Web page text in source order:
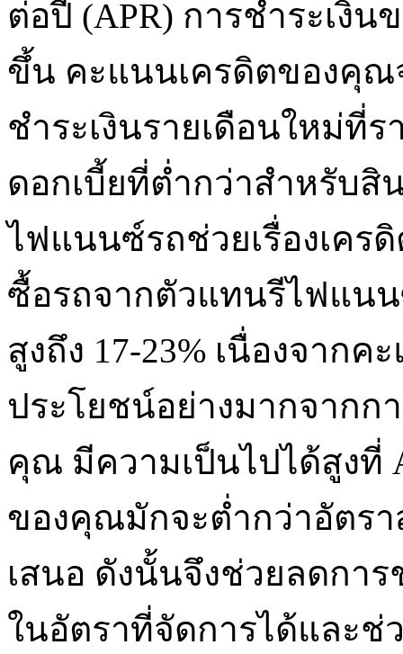
ต่อปี (APR) การชำระเงิ
ขึ้น คะแนนเครดิตของคุณ
ชำระเงินรายเดือนใหม่ที่
ดอกเบี้ยที่ต่ำกว่าสำหรับสิ
ไฟแนนซ์รถช่วยเรื่องเคร
ซื้อรถจากตัวแทนรีไฟแน
สูงถึง 17-23% เนื่องจาก
ประโยชน์อย่างมากจาก
คุณ มีความเป็นไปได้สูงที่
ของคุณมักจะต่ำกว่าอัตร
เสนอ ดังนั้นจึงช่วยลดกา
ในอัตราที่จัดการได้และ